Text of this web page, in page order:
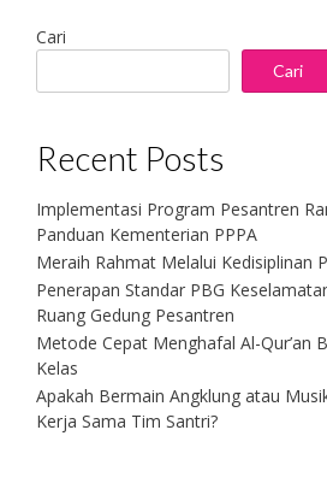
Cari
Cari
Recent Posts
Implementasi Program Pesantren
Panduan Kementerian PPPA
Meraih Rahmat Melalui Kedisiplinan
Penerapan Standar PBG
Ruang Gedung Pesantren
Metode Cepat Menghafal Al-Qur’an
Kelas
Apakah Bermain Angklung atau
Kerja Sama Tim Santri?